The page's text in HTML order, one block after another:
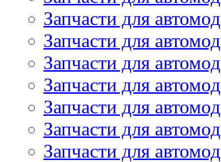
Запчасти для
Запчасти для
Запчасти для
Запчасти для
Запчасти для
Запчасти для
Запчасти для